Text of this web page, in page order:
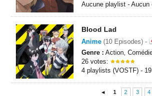
Aucune playlist - Aucun
Blood Lad
Anime (10 Episodes) -
Genre : Action,
26 votes:
4 playlists (VOSTF) -
◄ 1 2 3 4